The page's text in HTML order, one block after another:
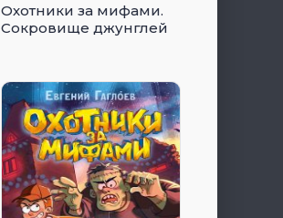
Охотники за мифами.
Сокровище джунглей